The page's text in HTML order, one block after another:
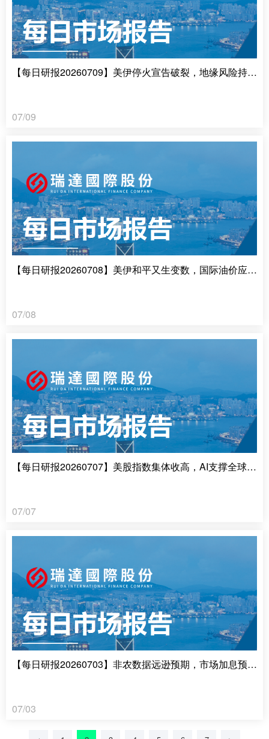
【每日研报20260709】美伊停火宣告破裂，地缘风险持续升温
07/09
【每日研报20260708】美伊和平又生变数，国际油价应声大涨
07/08
【每日研报20260707】美股指数集体收高，AI支撑全球增长
07/07
【每日研报20260703】非农数据远逊预期，市场加息预期推迟
07/03